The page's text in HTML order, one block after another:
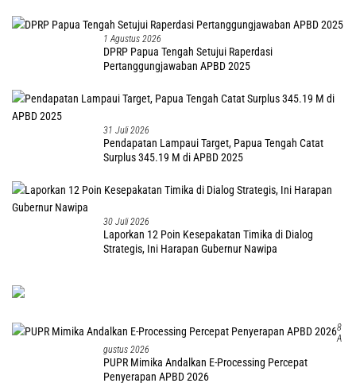
1 Agustus 2026
DPRP Papua Tengah Setujui Raperdasi
Pertanggungjawaban APBD 2025
31 Juli 2026
Pendapatan Lampaui Target, Papua Tengah Catat
Surplus 345.19 M di APBD 2025
30 Juli 2026
Laporkan 12 Poin Kesepakatan Timika di Dialog
Strategis, Ini Harapan Gubernur Nawipa
8
A
Gustus 2026
PUPR Mimika Andalkan E-Processing Percepat
Penyerapan APBD 2026